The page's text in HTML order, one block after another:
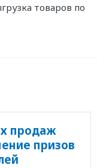
товаров по
продаж
призов